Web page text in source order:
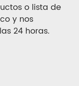
o lista de
y nos
24 horas.